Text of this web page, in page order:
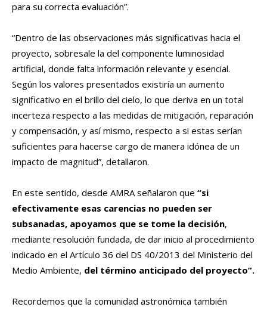
para su correcta evaluación”.
“Dentro de las observaciones más significativas hacia el
proyecto, sobresale la del componente luminosidad
artificial, donde falta información relevante y esencial.
Según los valores presentados existiría un aumento
significativo en el brillo del cielo, lo que deriva en un total
incerteza respecto a las medidas de mitigación, reparación
y compensación, y así mismo, respecto a si estas serían
suficientes para hacerse cargo de manera idónea de un
impacto de magnitud”, detallaron.
En este sentido, desde AMRA señalaron que “si
efectivamente esas carencias no pueden ser
subsanadas, apoyamos que se tome la decisión,
mediante resolución fundada, de dar inicio al procedimiento
indicado en el Artículo 36 del DS 40/2013 del Ministerio del
Medio Ambiente, del término anticipado del proyecto”.
Recordemos que la comunidad astronómica también